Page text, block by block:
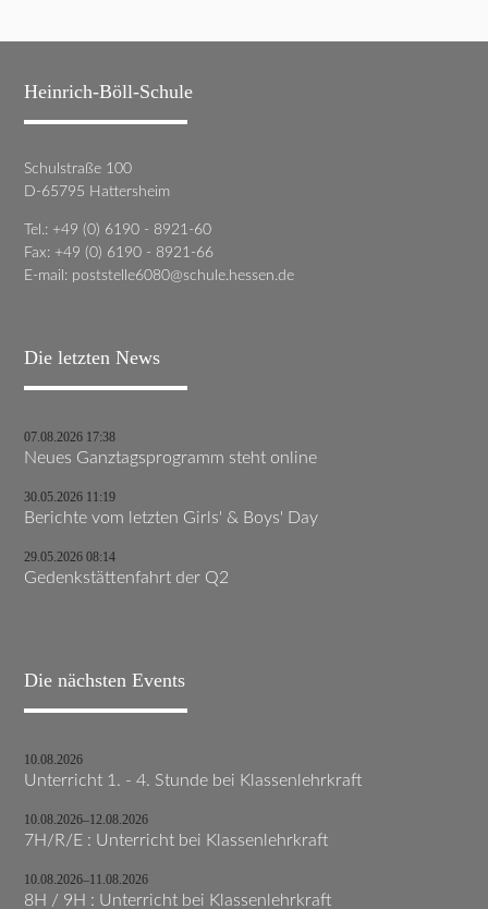
Heinrich-Böll-Schule
Schulstraße 100
D-65795 Hattersheim
Tel.: +49 (0) 6190 - 8921-60
Fax: +49 (0) 6190 - 8921-66
E-mail: poststelle6080@schule.hessen.de
Die letzten News
07.08.2026 17:38
Neues Ganztagsprogramm steht online
30.05.2026 11:19
Berichte vom letzten Girls' & Boys' Day
29.05.2026 08:14
Gedenkstättenfahrt der Q2
Die nächsten Events
10.08.2026
Unterricht 1. - 4. Stunde bei Klassenlehrkraft
10.08.2026–12.08.2026
7H/R/E : Unterricht bei Klassenlehrkraft
10.08.2026–11.08.2026
8H / 9H : Unterricht bei Klassenlehrkraft